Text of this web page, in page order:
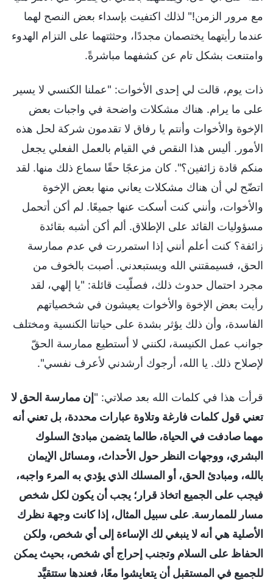
مع مرور الزمن!" لذلك اكتفيت بإسداء بعض النصح لهما
عندما رأيتهما يختصمان مجددًا، وحثثتهما على التزام الهدوء
وامتنعت بشكل تام عن كشفهما مباشرةً.
ذات يوم، قالت لي إحدى الأخوات: "عملنا الكنسي لا يسير
على ما يرام. هناك مشكلات واضحة في واجبات بعض
الإخوة والأخوات وأنتم يا رفاق لا تقدمون شركة لحل هذه
الأمور. أليس هذا النقص في القيام بالعمل الفعلي يجعل
منكم قادة زائفين؟". كان مزعجًا حقًا سماع ذلك منها. لقد
اتضّح لي أن هناك مشكلات يعاني منها بعض الإخوة
والأخوات، وأنني كنت أسكت عنها جميعًا. لم أكن أتحمل
مسؤوليات القائد على الإطلاق. ألم أكن أشبه بقائدة
زائفة؟ كنت أعلم أنني إذا استمررت في عدم ممارسة
الحق، فسيمقتني الله ويستبعدني. أصبت بالخوف من
مجرد احتمال حدوث ذلك، فصلّيت قائلة: "يا إلهي، لقد
رأيت بعض الإخوة والأخوات يعيشون في شخصياتهم
الفاسدة، وأن ذلك يؤثر بشدة على حياتنا الكنسية ومختلف
جوانب عمل الكنيسة، لكنني لا أستطيع ممارسة الحقّ
لإصلاح ذلك. يا الله، أرجوك أرشدني لأعرف نفسي".
قرأت هذا في كلمات الله بعد صلاتي: "إن ممارسة الحق لا
تعني قول كلمات فارغة وتلاوة عبارات محددة، بل تعني أنه
مهما صادفت في الحياة، طالما يتضمن مبادئ السلوك
البشري، ووجهات النظر حول الأحداث، ومسائل الإيمان
بالله، ومبادئ الحق، أو المسلك الذي يؤدي به المرء واجبه،
فيجب على الجميع اتخاذ قرار؛ يجب أن يكون لكل شخص
مسار للممارسة. على سبيل المثال، إذا كانت وجهة نظرك
الأصلية هي أنه لا ينبغي لك الإساءة إلى أي شخص، ولكن
الحفاظ على السلام وتجنب إحراج أي شخص، بحيث يمكن
للجميع في المستقبل أن يتعايشوا معًا، فعندها ستتقيَّد